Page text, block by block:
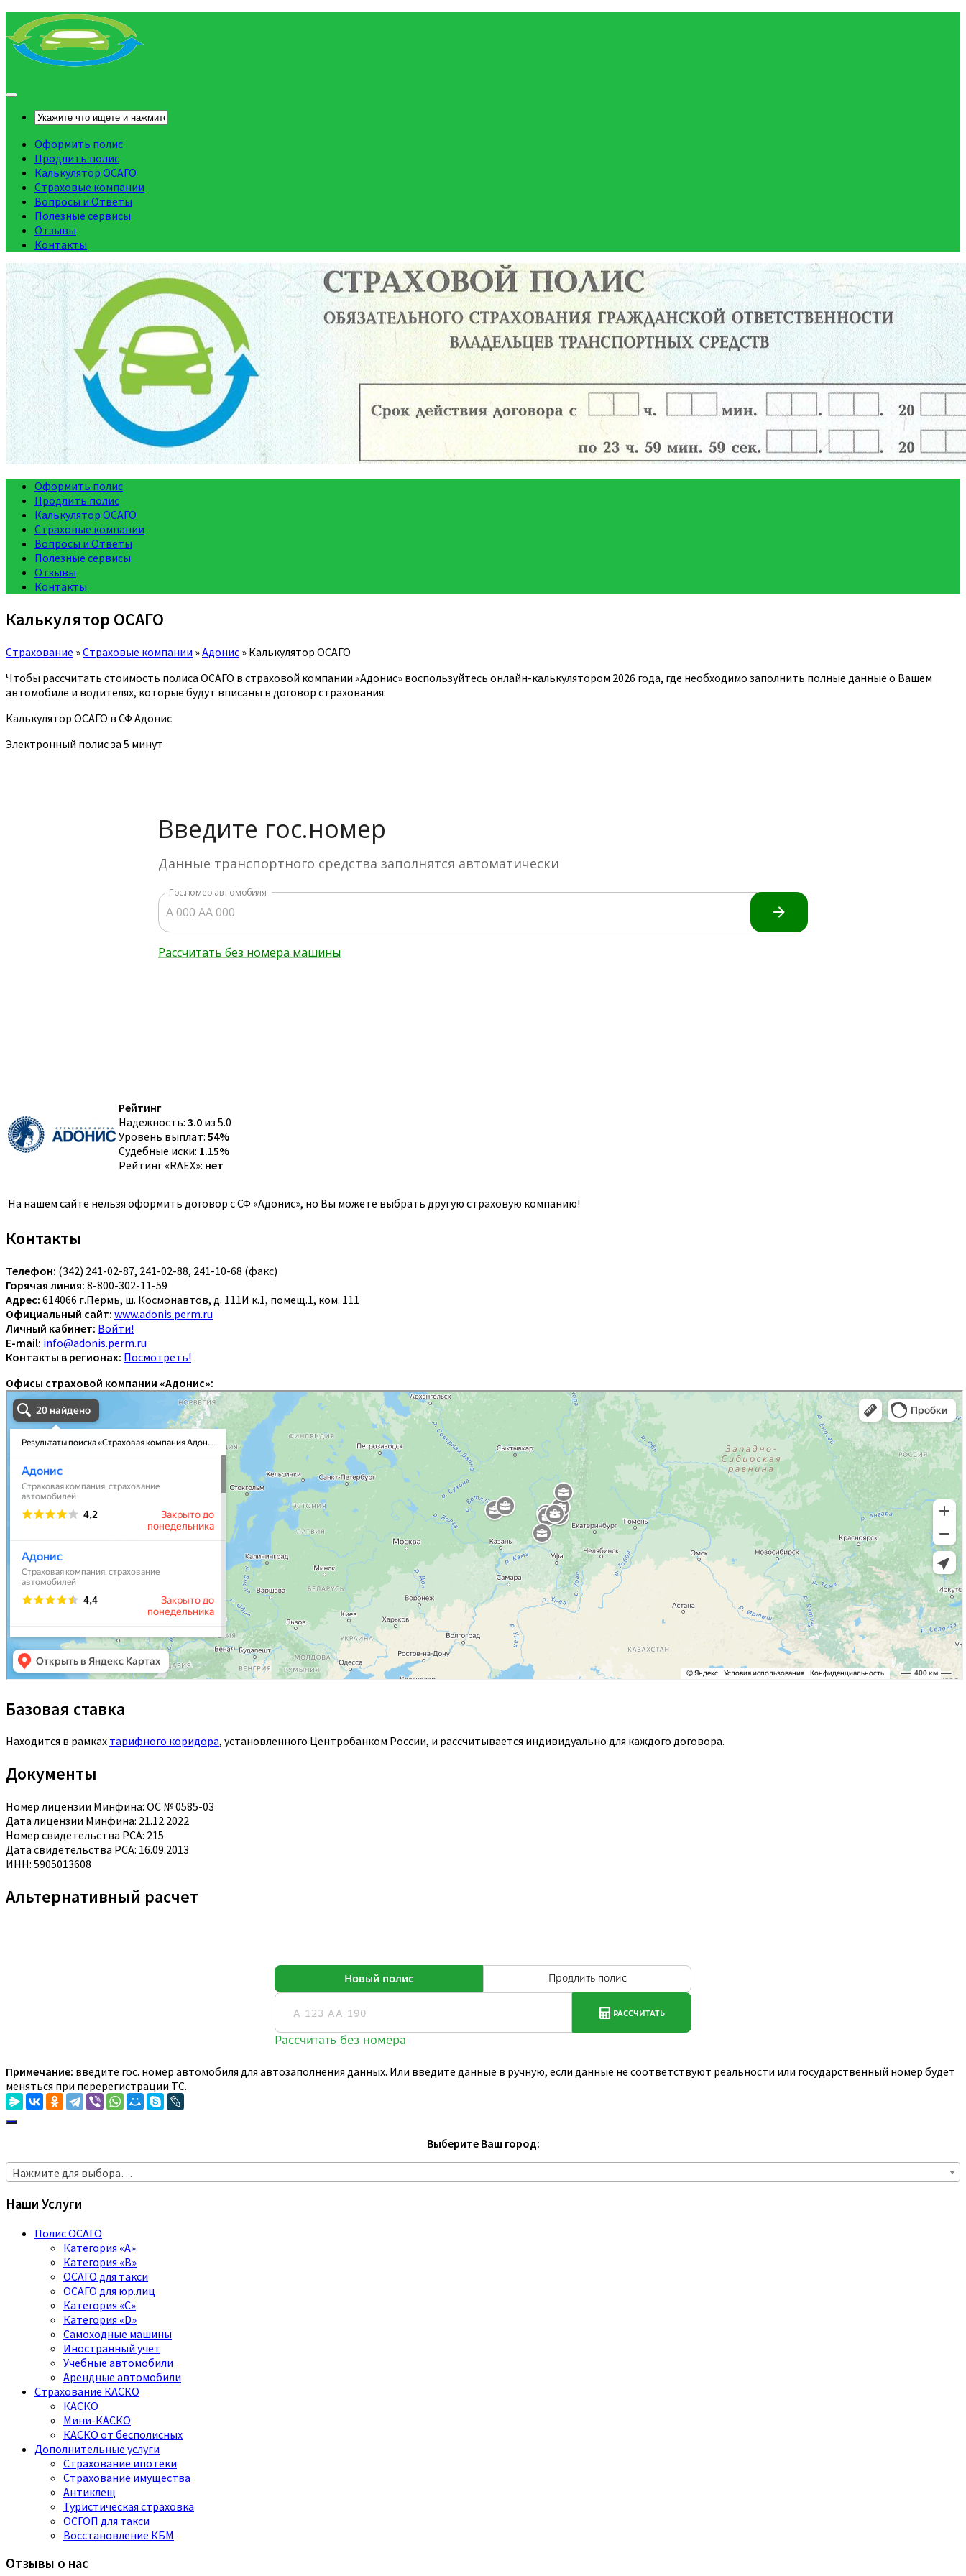
Оформить полис
Продлить полис
Калькулятор ОСАГО
Страховые компании
Вопросы и Ответы
Полезные сервисы
Отзывы
Контакты
Оформить полис
Продлить полис
Калькулятор ОСАГО
Страховые компании
Вопросы и Ответы
Полезные сервисы
Отзывы
Контакты
Калькулятор ОСАГО
Страхование »Страховые компании »Адонис » Калькулятор ОСАГО
Чтобы рассчитать стоимость полиса ОСАГО в страховой компании «Адонис» воспользуйтесь онлайн-калькулятором 2026 года, где необходимо заполнить полные данные о Вашем
автомобиле и водителях, которые будут вписаны в договор страхования:
Калькулятор ОСАГО в СФ Адонис
Электронный полис за 5 минут
Рейтинг
Надежность: 3.0 из 5.0
Уровень выплат: 54%
Судебные иски: 1.15%
Рейтинг «RAEX»: нет
На нашем сайте нельзя оформить договор с СФ «Адонис», но Вы можете выбрать другую страховую компанию!
Контакты
Телефон: (342) 241-02-87, 241-02-88, 241-10-68 (факс)
Горячая линия: 8-800-302-11-59
Адрес: 614066 г.Пермь, ш. Космонавтов, д. 111И к.1, помещ.1, ком. 111
Официальный сайт: www.adonis.perm.ru
Личный кабинет: Войти!
E-mail: info@adonis.perm.ru
Контакты в регионах: Посмотреть!
Офисы страховой компании «Адонис»:
Базовая ставка
Находится в рамках тарифного коридора, установленного Центробанком России, и рассчитывается индивидуально для каждого договора.
Документы
Номер лицензии Минфина: ОС № 0585-03
Дата лицензии Минфина: 21.12.2022
Номер свидетельства РСА: 215
Дата свидетельства РСА: 16.09.2013
ИНН: 5905013608
Альтернативный расчет
Примечание: введите гос. номер автомобиля для автозаполнения данных. Или введите данные в ручную, если данные не соответствуют реальности или государственный номер будет
меняться при перерегистрации ТС.
Выберите Ваш город:
Нажмите для выбора…
Наши Услуги
Полис ОСАГО
Категория «A»
Категория «B»
ОСАГО для такси
ОСАГО для юр.лиц
Категория «C»
Категория «D»
Самоходные машины
Иностранный учет
Учебные автомобили
Арендные автомобили
Страхование КАСКО
КАСКО
Мини-КАСКО
КАСКО от бесполисных
Дополнительные услуги
Страхование ипотеки
Страхование имущества
Антиклещ
Туристическая страховка
ОСГОП для такси
Восстановление КБМ
Отзывы о нас